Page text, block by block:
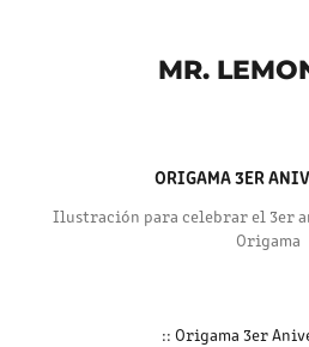
MR.
ORIGAMA 3ER
Ilustración para celebrar el 3er
Origama
:: Origama 3er